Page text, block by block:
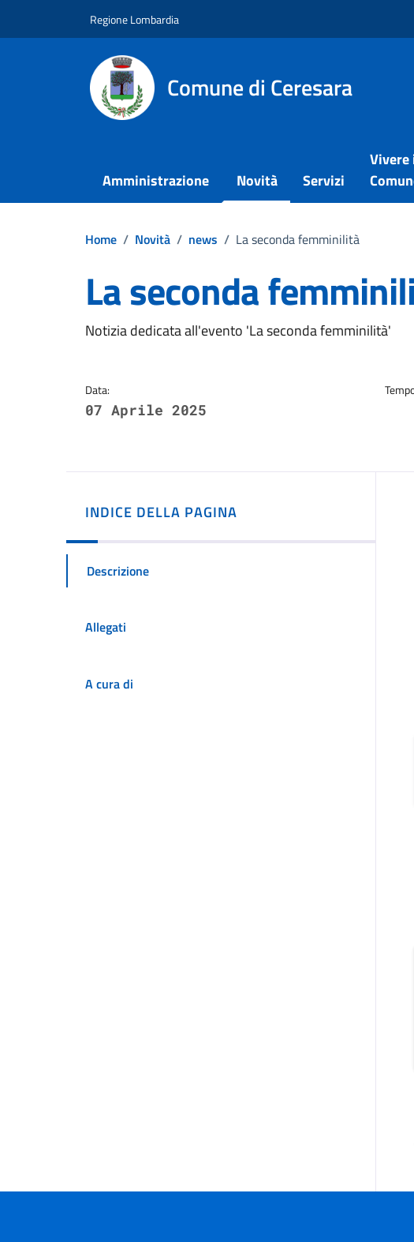
Regione Lombardia
Comune di Ceresara
Amministrazione Novità Servizi
Vivere
Home / Novità / news / La seconda femminilità
La seconda
Dettagli della notizia
Notizia dedicata all'evento 'La seconda femminilità'
Data:
07 Aprile 2025
INDICE DELLA PAGINA
Descrizione
Allegati
A cura di